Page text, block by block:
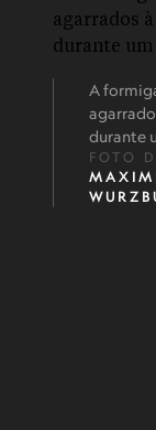
A
durante
FOTO